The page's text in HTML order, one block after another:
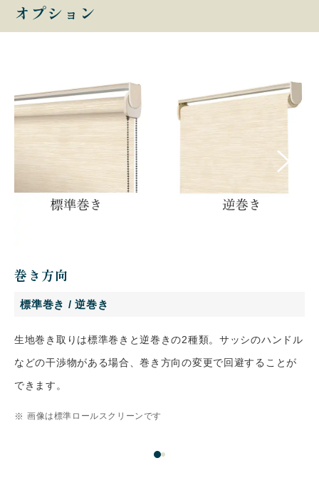
オプション
巻き方向
標準巻き / 逆巻き
生地巻き取りは標準巻きと逆巻きの2種類。サッシのハンドル
などの干渉物がある場合、巻き方向の変更で回避することが
できます。
画像は標準ロールスクリーンです